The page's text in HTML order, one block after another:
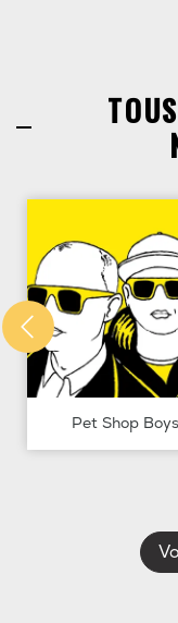
Pet Shop Boys